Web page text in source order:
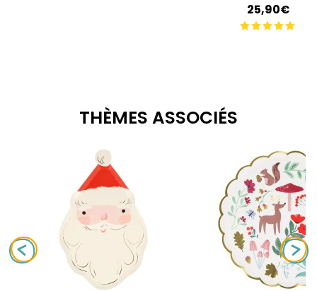
Plastique
25,90€
THÈMES ASSOCIÉS